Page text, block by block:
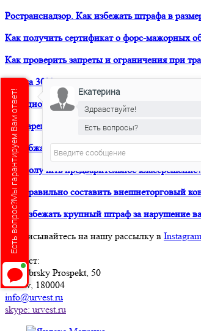
Ространснадзор. Как избежать штрафа в
Как получить сертификат о форс-мажорных
Как проверить запреты и ограничения при
Как на 30% снизить расходы своей
Санкционный аудит. Как вывести продукт
Как зарегистрировать товарный знак в
Как обжаловать решение таможни о
Как получить предварительное классрешение?
Как правильно составить внешнеторговый
Как избежать крупный штраф за нарушение
Подписывайтесь на нашу рассылку в Instagram
Юрвест:
Oktyabrsky Prospekt, 50
Psków, 180004
info@urvest.ru
skype: urvest.ru
Есть вопрос?Мы гарантируем Вам ответ! Екатерина
Здравствуйте!
Есть вопросы?